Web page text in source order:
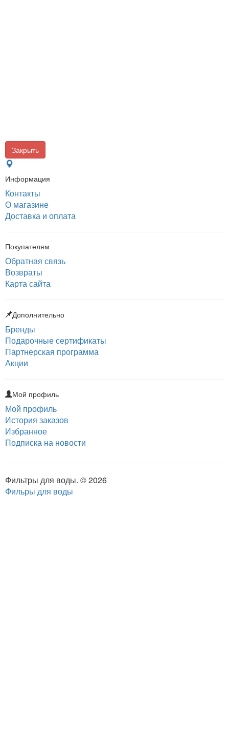
Закрыть
Информация
Контакты
О магазине
Доставка и оплата
Покупателям
Обратная связь
Возвраты
Карта сайта
Дополнительно
Бренды
Подарочные сертификаты
Партнерская программа
Акции
Мой профиль
Мой профиль
История заказов
Избранное
Подписка на новости
Фильтры для воды. © 2026
Фильры для воды